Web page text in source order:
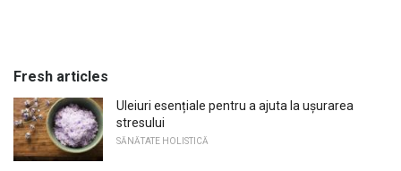
Fresh articles
Uleiuri esențiale pentru a ajuta la ușurarea
stresului
SĂNĂTATE HOLISTICĂ